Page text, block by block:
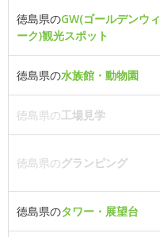
徳島県のGW(ゴールデンウィ
ーク)観光スポット
徳島県の水族館・動物園
徳島県の工場見学
徳島県のグランピング
徳島県のタワー・展望台